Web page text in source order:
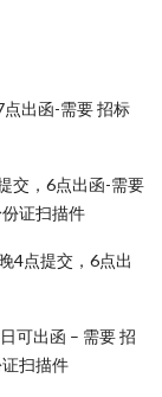
出函-需要 招标
交，6点出函-需要
证扫描件
4点提交，6点出
可出函 – 需要 招
扫描件